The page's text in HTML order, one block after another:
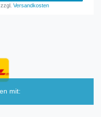
zzgl.Versandkosten
mit: